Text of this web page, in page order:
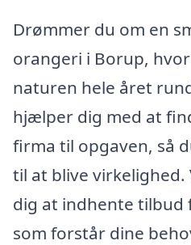
Drømmer du om en
orangeri i Borup,
naturen hele året
hjælper dig med at
firma til opgaven, så
til at blive
dig at indhente tilbud
som forstår dine